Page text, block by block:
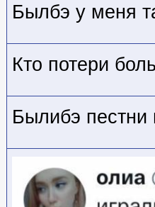
Былбэ у меня
Кто потери
Былибэ